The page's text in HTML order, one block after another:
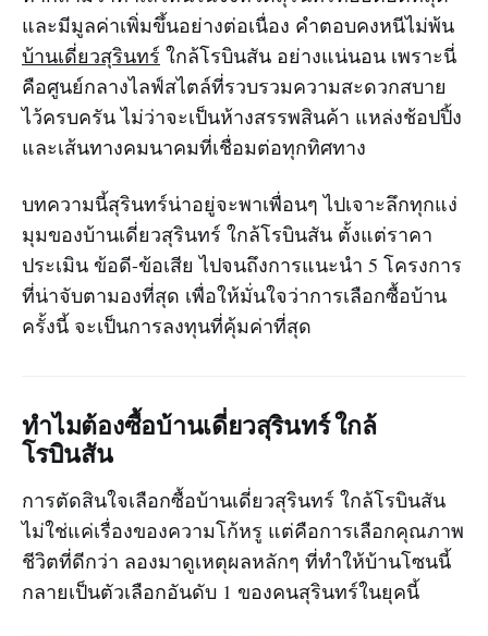
และมีมูลค่าเพิ่มขึ้นอย่างต่อเนื่อง คำตอบคงหนีไม่พ้น
บ้านเดี่ยวสุรินทร์ ใกล้โรบินสัน อย่างแน่นอน เพราะนี่
คือศูนย์กลางไลฟ์สไตล์ที่รวบรวมความสะดวกสบาย
ไว้ครบครัน ไม่ว่าจะเป็นห้างสรรพสินค้า แหล่งช้อปปิ้ง
และเส้นทางคมนาคมที่เชื่อมต่อทุกทิศทาง
บทความนี้สุรินทร์น่าอยู่จะพาเพื่อนๆ ไปเจาะลึกทุกแง่
มุมของบ้านเดี่ยวสุรินทร์ ใกล้โรบินสัน ตั้งแต่ราคา
ประเมิน ข้อดี-ข้อเสีย ไปจนถึงการแนะนำ 5 โครงการ
ที่น่าจับตามองที่สุด เพื่อให้มั่นใจว่าการเลือกซื้อบ้าน
ครั้งนี้ จะเป็นการลงทุนที่คุ้มค่าที่สุด
ทำไมต้องซื้อบ้านเดี่ยวสุรินทร์ ใกล้
โรบินสัน
การตัดสินใจเลือกซื้อบ้านเดี่ยวสุรินทร์ ใกล้โรบินสัน
ไม่ใช่แค่เรื่องของความโก้หรู แต่คือการเลือกคุณภาพ
ชีวิตที่ดีกว่า ลองมาดูเหตุผลหลักๆ ที่ทำให้บ้านโซนนี้
กลายเป็นตัวเลือกอันดับ 1 ของคนสุรินทร์ในยุคนี้